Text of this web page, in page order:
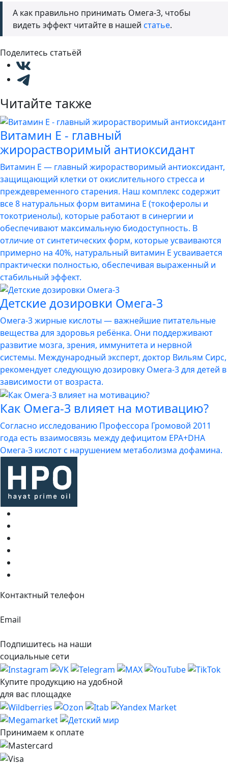
А как правильно принимать Омега-3, чтобы
видеть эффект читайте в нашей статье.
Поделитесь статьёй
Читайте также
Витамин E - главный
жирорастворимый антиоксидант
Витамин E — главный жирорастворимый антиоксидант,
защищающий клетки от окислительного стресса и
преждевременного старения. Наш комплекс содержит
все 8 натуральных форм витамина E (токоферолы и
токотриенолы), которые работают в синергии и
обеспечивают максимальную биодоступность. В
отличие от синтетических форм, которые усваиваются
примерно на 40%, натуральный витамин E усваивается
практически полностью, обеспечивая выраженный и
стабильный эффект.
Детские дозировки Омега-3
Омега-3 жирные кислоты — важнейшие питательные
вещества для здоровья ребёнка. Они поддерживают
развитие мозга, зрения, иммунитета и нервной
системы. Международный эксперт, доктор Вильям Сирс,
рекомендует следующую дозировку Омега-3 для детей в
зависимости от возраста.
Как Омега-3 влияет на мотивацию?
Согласно исследованию Профессора Громовой 2011
года есть взаимосвязь между дефицитом EPA+DHA
Омега-3 кислот с нарушением метаболизма дофамина.
Контактный телефон
Email
Подпишитесь на наши
социальные сети
Купите продукцию на удобной
для вас площадке
Принимаем к оплате